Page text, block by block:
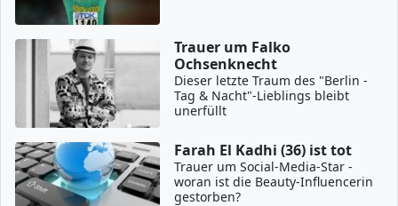
Trauer um Falko
Ochsenknecht
Dieser letzte Traum des "Berlin -
Tag & Nacht"-Lieblings bleibt
unerfüllt
Farah El Kadhi (36) ist tot
Trauer um Social-Media-Star -
woran ist die Beauty-Influencerin
gestorben?